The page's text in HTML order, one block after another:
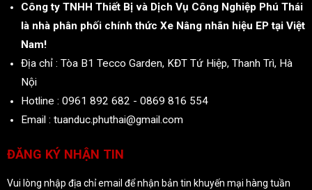
Công ty TNHH Thiết Bị và Dịch Vụ Công Nghiệp Phú Thái
là nhà phân phối chính thức Xe Nâng nhãn hiệu EP tại Việt
Nam!
Địa chỉ : Tòa B1 Tecco Garden, KĐT Tứ Hiệp, Thanh Trì, Hà
Nội
Hotline : 0961 892 682 - 0869 816 554
Email : tuanduc.phuthai@gmail.com
ĐĂNG KÝ NHẬN TIN
Vui lòng nhập địa chỉ email để nhận bản tin khuyến mại hàng tuần